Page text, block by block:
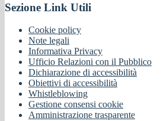
Sezione Link Utili
Cookie policy
Note legali
Informativa Privacy
Ufficio Relazioni con il Pubblico
Dichiarazione di accessibilità
Obiettivi di accessibilità
Whistleblowing
Gestione consensi cookie
Amministrazione trasparente